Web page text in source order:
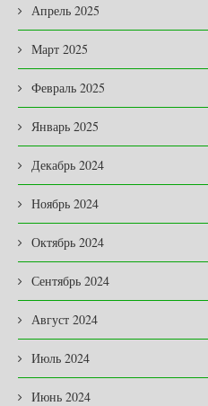
Апрель 2025
Март 2025
Февраль 2025
Январь 2025
Декабрь 2024
Ноябрь 2024
Октябрь 2024
Сентябрь 2024
Август 2024
Июль 2024
Июнь 2024